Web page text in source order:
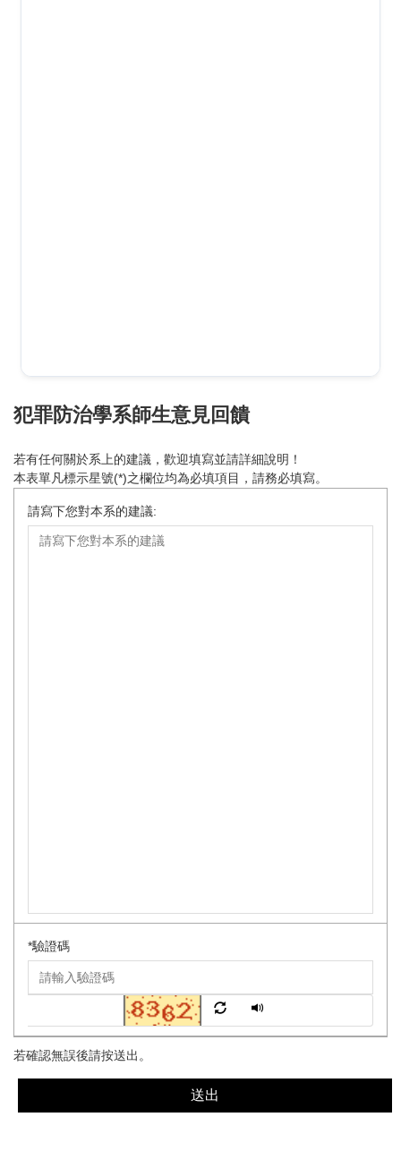
犯罪防治學系師生意見回饋
若有任何關於系上的建議，歡迎填寫並請詳細說明！
本表單凡標示星號(*)之欄位均為必填項目，請務必填寫。
請寫下您對本系的建議:
*驗證碼
若確認無誤後請按送出。
送出